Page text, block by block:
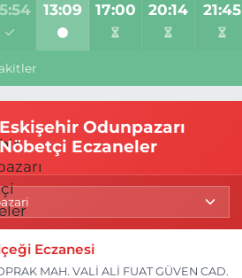
13:09 17:00 20:14 21:45
Eskişehir Odunpazarı
Nöbetçi Eczaneler
Eczanesi
MAH. VALİ ALİ FUAT GÜVEN CAD.